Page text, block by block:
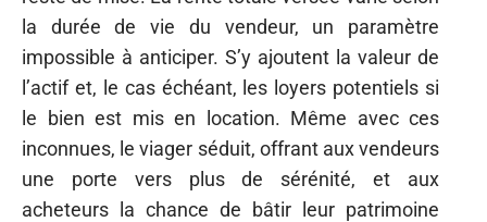
la durée de vie du vendeur, un paramètre
impossible à anticiper. S’y ajoutent la valeur de
l’actif et, le cas échéant, les loyers potentiels si
le bien est mis en location. Même avec ces
inconnues, le viager séduit, offrant aux vendeurs
une porte vers plus de sérénité, et aux
acheteurs la chance de bâtir leur patrimoine